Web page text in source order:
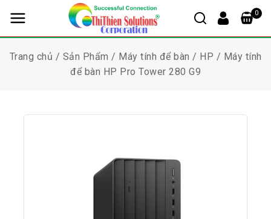
0
Trang chủ / Sản Phẩm / Máy tính để bàn / HP / Máy tính
để bàn HP Pro Tower 280 G9